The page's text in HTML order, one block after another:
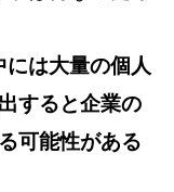
は大量の個人
すると企業の
可能性がある